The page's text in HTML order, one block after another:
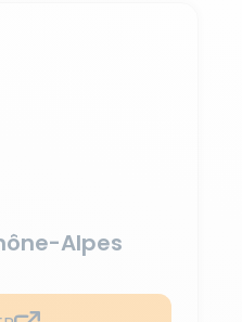
Alpes